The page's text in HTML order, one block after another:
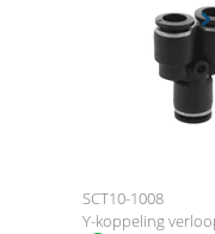
SCT10-1008
Y-koppeling